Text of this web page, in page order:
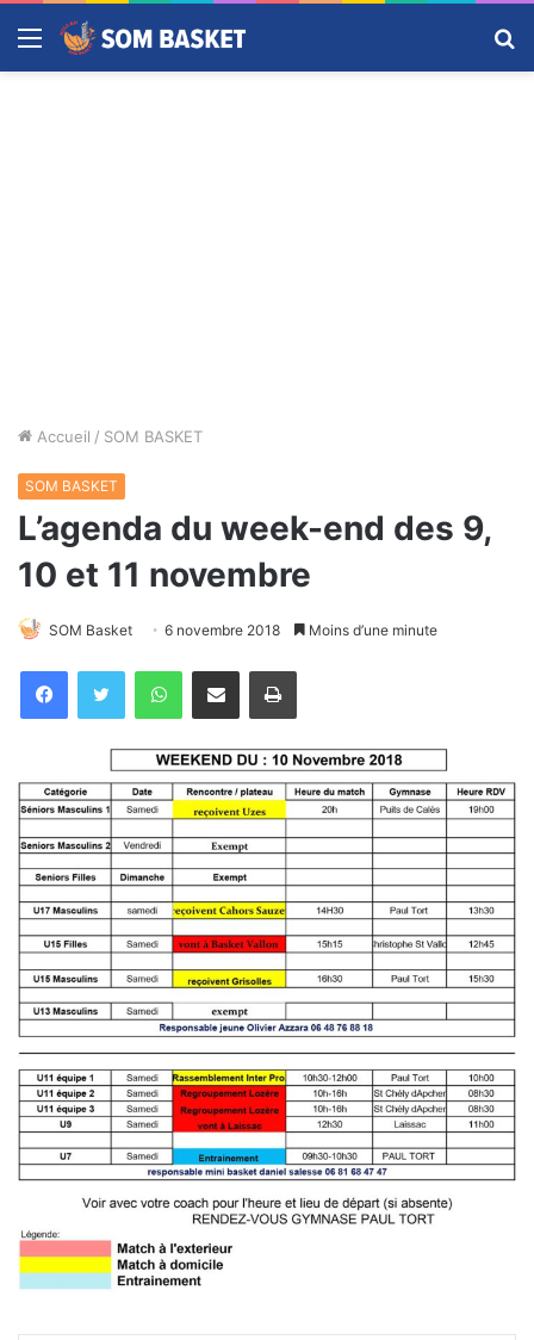
Menu
Accueil / SOM BASKET
SOM BASKET
L’agenda du week-end des 9,
10 et 11 novembre
SOM Basket 6 novembre 2018 Moins d’une minute